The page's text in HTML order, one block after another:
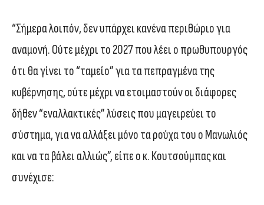
“Σήμερα λοιπόν, δεν υπάρχει κανένα περιθώριο για
αναμονή. Ούτε μέχρι το 2027 που λέει ο πρωθυπουργός
ότι θα γίνει το “ταμείο” για τα πεπραγμένα της
κυβέρνησης, ούτε μέχρι να ετοιμαστούν οι διάφορες
δήθεν “εναλλακτικές” λύσεις που μαγειρεύει το
σύστημα, για να αλλάξει μόνο τα ρούχα του ο Μανωλιός
και να τα βάλει αλλιώς”, είπε ο κ. Κουτσούμπας και
συνέχισε: